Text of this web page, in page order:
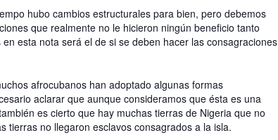
hubo cambios estructurales para bien, pero debemos
que realmente no le hicieron ningún beneficio tanto
esta nota será el de si se deben hacer las consagraciones
afrocubanos han adoptado algunas formas
aclarar que aunque consideramos que ésta es una
es cierto que hay muchas tierras de Nigeria que no
tierras no llegaron esclavos consagrados a la isla.